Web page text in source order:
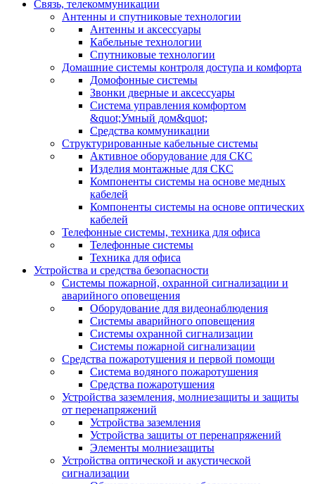
Связь, телекоммуникации
Антенны и спутниковые технологии
Антенны и аксессуары
Кабельные технологии
Спутниковые технологии
Домашние системы контроля доступа и комфорта
Домофонные системы
Звонки дверные и аксессуары
Система управления комфортом
&quot;Умный дом&quot;
Средства коммуникации
Структурированные кабельные системы
Активное оборудование для СКС
Изделия монтажные для СКС
Компоненты системы на основе медных
кабелей
Компоненты системы на основе оптических
кабелей
Телефонные системы, техника для офиса
Телефонные системы
Техника для офиса
Устройства и средства безопасности
Системы пожарной, охранной сигнализации и
аварийного оповещения
Оборудование для видеонаблюдения
Системы аварийного оповещения
Системы охранной сигнализации
Системы пожарной сигнализации
Средства пожаротушения и первой помощи
Система водяного пожаротушения
Средства пожаротушения
Устройства заземления, молниезащиты и защиты
от перенапряжений
Устройства заземления
Устройства защиты от перенапряжений
Элементы молниезащиты
Устройства оптической и акустической
сигнализации